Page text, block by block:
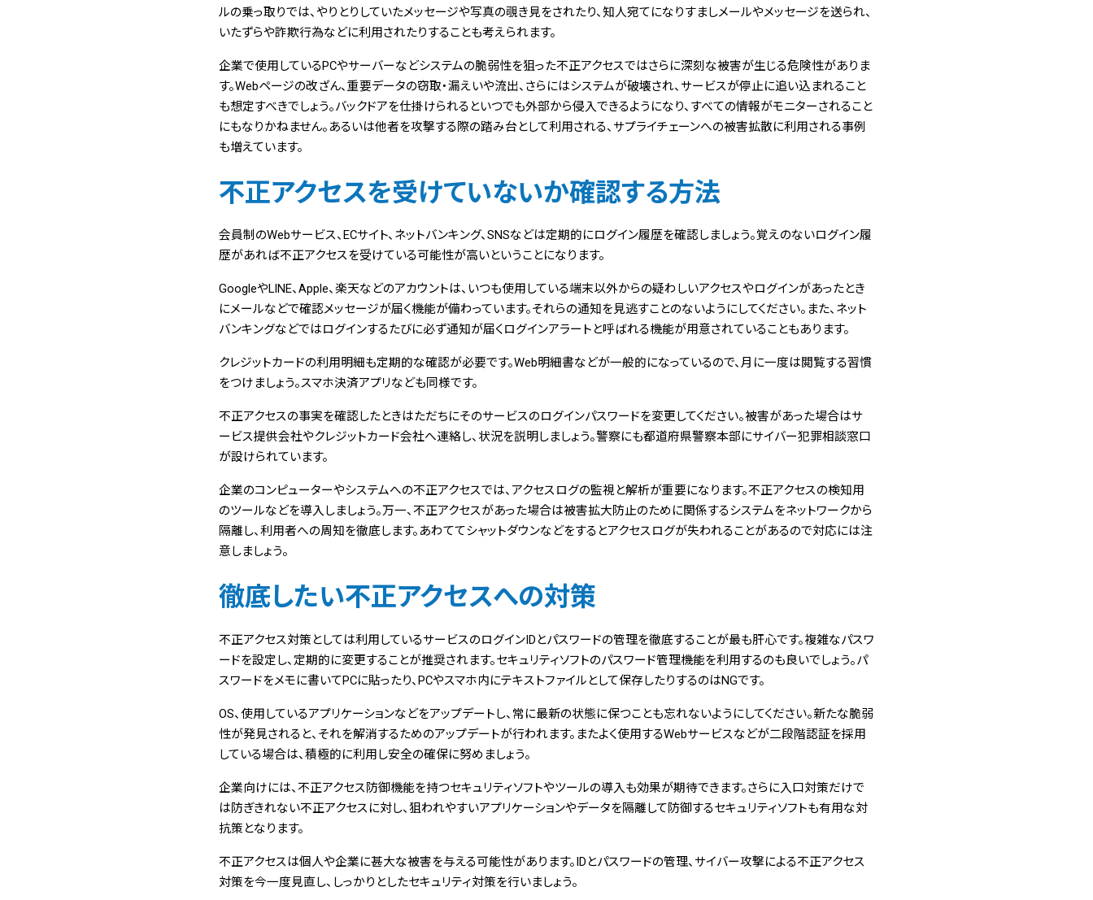
ルの乗っ取りでは、やりとりしていたメッセージや写真の覗き見をされたり、知人宛てになりすましメールやメッセージを送られ、
いたずらや詐欺行為などに利用されたりすることも考えられます。
企業で使用しているPCやサーバーなどシステムの脆弱性を狙った不正アクセスではさらに深刻な被害が生じる危険性がありま
す。Webページの改ざん、重要データの窃取・漏えいや流出、さらにはシステムが破壊され、サービスが停止に追い込まれること
も想定すべきでしょう。バックドアを仕掛けられるといつでも外部から侵入できるようになり、すべての情報がモニターされること
にもなりかねません。あるいは他者を攻撃する際の踏み台として利用される、サプライチェーンへの被害拡散に利用される事例
も増えています。
不正アクセスを受けていないか確認する方法
会員制のWebサービス、ECサイト、ネットバンキング、SNSなどは定期的にログイン履歴を確認しましょう。覚えのないログイン履
歴があれば不正アクセスを受けている可能性が高いということになります。
GoogleやLINE、Apple、楽天などのアカウントは、いつも使用している端末以外からの疑わしいアクセスやログインがあったとき
にメールなどで確認メッセージが届く機能が備わっています。それらの通知を見逃すことのないようにしてください。また、ネット
バンキングなどではログインするたびに必ず通知が届くログインアラートと呼ばれる機能が用意されていることもあります。
クレジットカードの利用明細も定期的な確認が必要です。Web明細書などが一般的になっているので、月に一度は閲覧する習慣
をつけましょう。スマホ決済アプリなども同様です。
不正アクセスの事実を確認したときはただちにそのサービスのログインパスワードを変更してください。被害があった場合はサ
ービス提供会社やクレジットカード会社へ連絡し、状況を説明しましょう。警察にも都道府県警察本部にサイバー犯罪相談窓口
が設けられています。
企業のコンピューターやシステムへの不正アクセスでは、アクセスログの監視と解析が重要になります。不正アクセスの検知用
のツールなどを導入しましょう。万一、不正アクセスがあった場合は被害拡大防止のために関係するシステムをネットワークから
隔離し、利用者への周知を徹底します。あわててシャットダウンなどをするとアクセスログが失われることがあるので対応には注
意しましょう。
徹底したい不正アクセスへの対策
不正アクセス対策としては利用しているサービスのログインIDとパスワードの管理を徹底することが最も肝心です。複雑なパスワ
ードを設定し、定期的に変更することが推奨されます。セキュリティソフトのパスワード管理機能を利用するのも良いでしょう。パ
スワードをメモに書いてPCに貼ったり、PCやスマホ内にテキストファイルとして保存したりするのはNGです。
OS、使用しているアプリケーションなどをアップデートし、常に最新の状態に保つことも忘れないようにしてください。新たな脆弱
性が発見されると、それを解消するためのアップデートが行われます。またよく使用するWebサービスなどが二段階認証を採用
している場合は、積極的に利用し安全の確保に努めましょう。
企業向けには、不正アクセス防御機能を持つセキュリティソフトやツールの導入も効果が期待できます。さらに入口対策だけで
は防ぎきれない不正アクセスに対し、狙われやすいアプリケーションやデータを隔離して防御するセキュリティソフトも有用な対
抗策となります。
不正アクセスは個人や企業に甚大な被害を与える可能性があります。IDとパスワードの管理、サイバー攻撃による不正アクセス
対策を今一度見直し、しっかりとしたセキュリティ対策を行いましょう。